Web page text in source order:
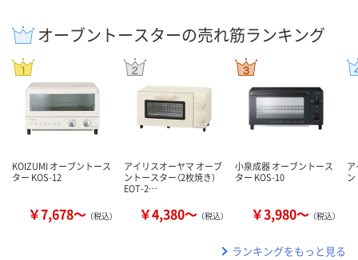
オーブントースターの売れ筋ランキング
KOIZUMI オーブントース
ター KOS-12
￥7,678～ （税込）
アイリスオーヤマ オーブ
ントースター（2枚焼き）
EOT-2…
￥4,380～ （税込）
小泉成器 オーブントース
ター KOS-10
￥3,980～ （税込）
ランキングをもっと見る